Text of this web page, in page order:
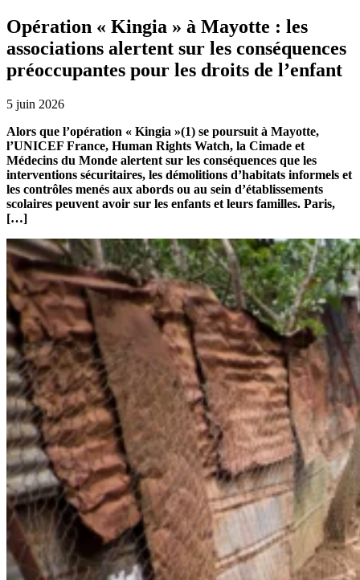
Opération « Kingia » à Mayotte : les
associations alertent sur les conséquences
préoccupantes pour les droits de l’enfant
5 juin 2026
Alors que l’opération « Kingia »(1) se poursuit à Mayotte,
l’UNICEF France, Human Rights Watch, la Cimade et
Médecins du Monde alertent sur les conséquences que les
interventions sécuritaires, les démolitions d’habitats informels et
les contrôles menés aux abords ou au sein d’établissements
scolaires peuvent avoir sur les enfants et leurs familles. Paris,
[…]